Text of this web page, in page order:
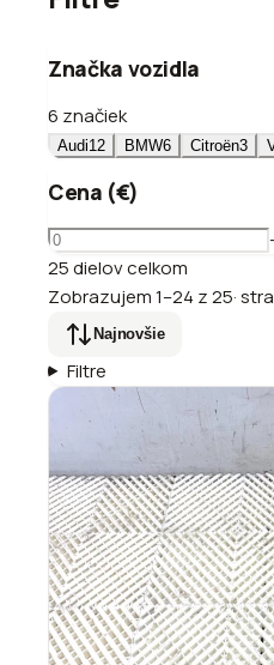
Značka vozidla
6 značiek
Audi12 BMW6 Citroën3
Cena (€)
25dielovcelkom
Zobrazujem1–24 z25·
Najnovšie
Filtre